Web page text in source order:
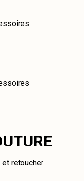
et retoucher